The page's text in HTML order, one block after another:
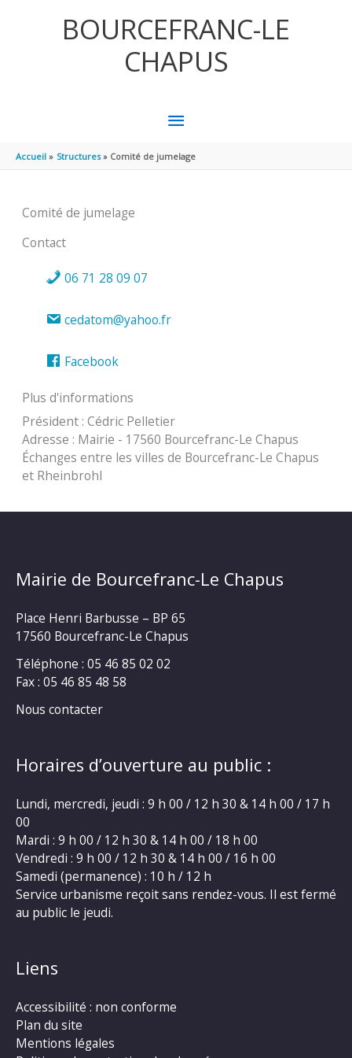
BOURCEFRANC-LE
CHAPUS
MENU
PRINCIPAL
Accueil Structures Comité de jumelage
Comité de jumelage
Contact
06 71 28 09 07
cedatom@yahoo.fr
Facebook
Plus d'informations
Président : Cédric Pelletier
Adresse : Mairie - 17560 Bourcefranc-Le Chapus
Échanges entre les villes de Bourcefranc-Le Chapus
et Rheinbrohl
Mairie de Bourcefranc-Le Chapus
Place Henri Barbusse – BP 65
17560 Bourcefranc-Le Chapus
Téléphone : 05 46 85 02 02
Fax : 05 46 85 48 58
Nous contacter
Horaires d’ouverture au public :
Lundi, mercredi, jeudi : 9 h 00 / 12 h 30 & 14 h 00 / 17 h
00
Mardi : 9 h 00 / 12 h 30 & 14 h 00 / 18 h 00
Vendredi : 9 h 00 / 12 h 30 & 14 h 00 / 16 h 00
Samedi (permanence) : 10 h / 12 h
Service urbanisme reçoit sans rendez-vous. Il est fermé
au public le jeudi.
Liens
Accessibilité : non conforme
Plan du site
Mentions légales